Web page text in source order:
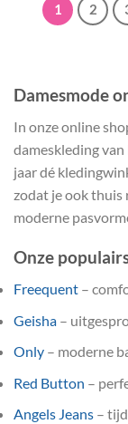
1 2
Damesmode
In onze online
dameskleding
jaar dé
zodat je ook thuis
moderne
Onze
Freequent –
Geisha –
Only – moderne
Red Button –
Angels Jeans –